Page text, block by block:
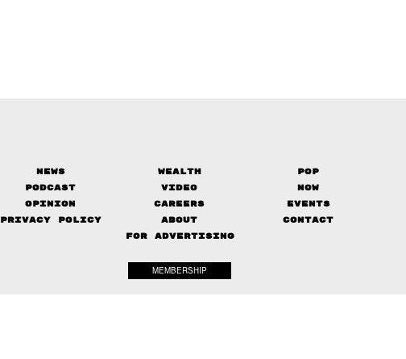
News Wealth
Pop
Podcast
Video
Now
Opinion
Careers
Events
Privacy Policy
About
Contact
FOR ADVERTISING
MEMBERSHIP